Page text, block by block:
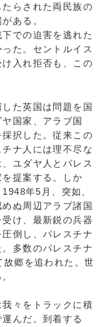
らされた両民族の
ある。
での迫害を逃れた
た。セントルイス
入れ拒否も、この
た英国は問題を国
国家、アラブ国
択した。従来この
ナ人には理不尽な
ユダヤ人とパレス
提案する。しか
年5月、突如、
ぬ周辺アラブ諸国
け、最新鋭の兵器
倒し、パレスチナ
多数のパレスチナ
故郷を追われた。世
々をトラックに積
んだ。到着する